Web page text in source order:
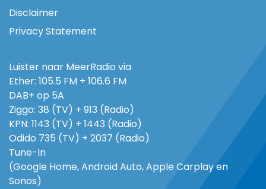
Disclaimer
Privacy Statement
Luister naar MeerRadio via
Ether: 105.5 FM + 106.6 FM
DAB+ op 5A
Ziggo: 38 (TV) + 913 (Radio)
KPN: 1143 (TV) + 1443 (Radio)
Odido 735 (TV) + 2037 (Radio)
Tune-In
(Google Home, Android Auto, Apple Carplay en
Sonos)